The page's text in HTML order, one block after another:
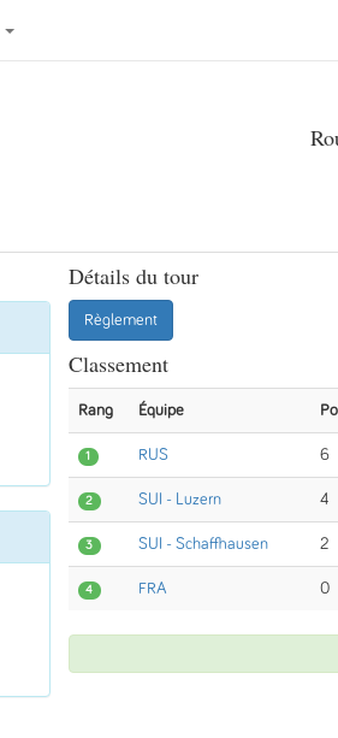
Détails du tour
Règlement
Classement
Rang Équipe
1 RUS 6
2 SUI - Luzern 4
3 SUI - Schaffhausen 2
4 FRA 0